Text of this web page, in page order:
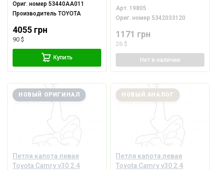
Ориг. номер53440AA011
ПроизводительTOYOTA
4055 грн
90 $
Купить
Арт. 19805
Ориг. номер 5342033120
1171 грн
26 $
Нет в наличии
Петля капота левая
Toyota Camry v30 2.4
НОВЫЙ ОРИГИНАЛ
Петля капота левая
Toyota Camry v30 2.4
НОВЫЙ АНАЛОГ